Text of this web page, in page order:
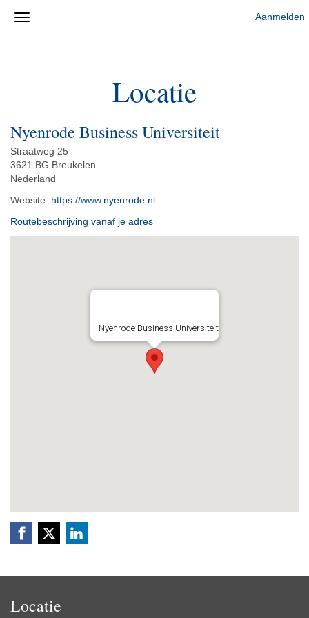
Aanmelden
Locatie
Nyenrode Business Universiteit
Straatweg 25
3621 BG Breukelen
Nederland
Website: https://www.nyenrode.nl
Routebeschrijving vanaf je adres
Nyenrode Business Universiteit
Locatie